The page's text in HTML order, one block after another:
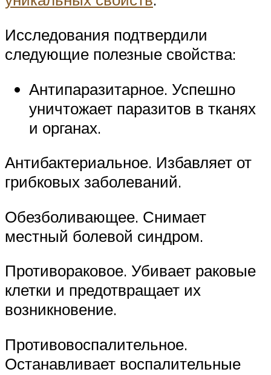
Исследования подтвердили
следующие полезные свойства:
Антипаразитарное. Успешно
уничтожает паразитов в тканях
и органах.
Антибактериальное. Избавляет от
грибковых заболеваний.
Обезболивающее. Снимает
местный болевой синдром.
Противораковое. Убивает раковые
клетки и предотвращает их
возникновение.
Противовоспалительное.
Останавливает воспалительные